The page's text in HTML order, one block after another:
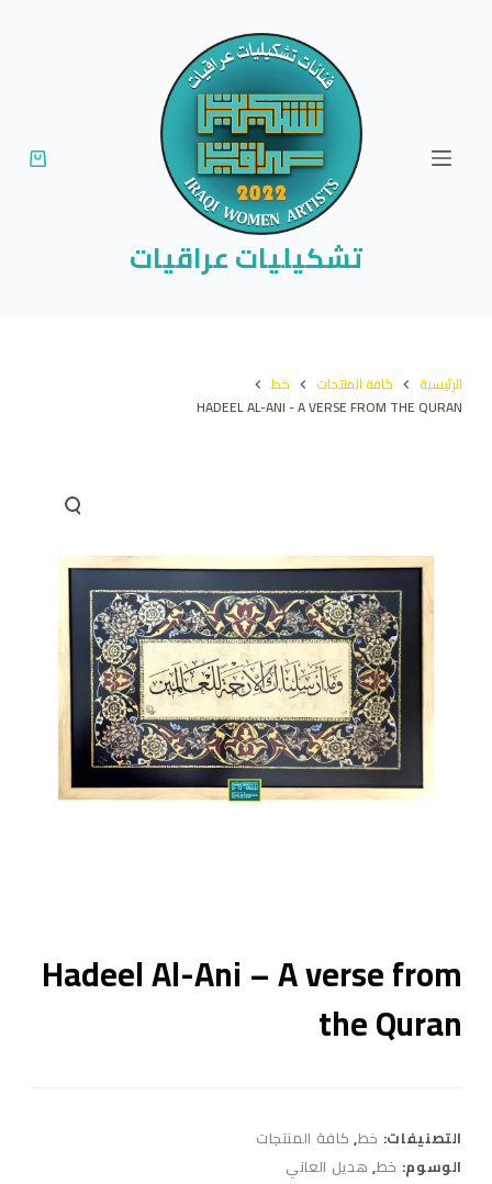
تشكيليات عراقيات
الرئيسية كافة المنتجات
خط
HADEEL AL-ANI - A VERSE FROM THE QURAN
Hadeel Al-Ani – A verse from
the Quran
التصنيفات: خط, كافة المنتجات
الوسوم: خط, هديل العاني